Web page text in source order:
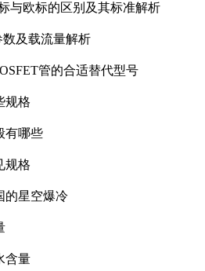
与欧标的区别及其标准解析
数及载流量解析
管的合适替代型号
规格
有哪些
规格
的星空爆冷
含量